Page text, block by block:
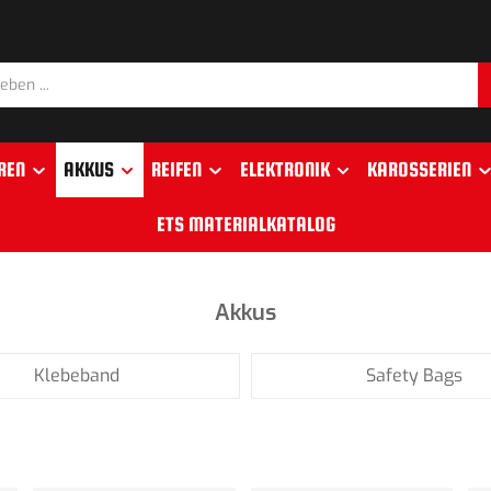
AKKUS REIFEN ELEKTRONIK KAROSSERIEN
ETS MATERIALKATALOG
Akkus
Klebeband Safety Bags